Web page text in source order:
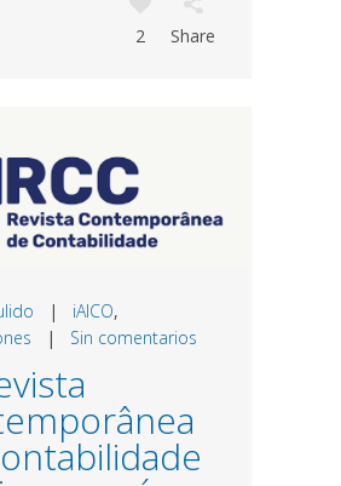
2 Share
| iAICO,
| Sin comentarios